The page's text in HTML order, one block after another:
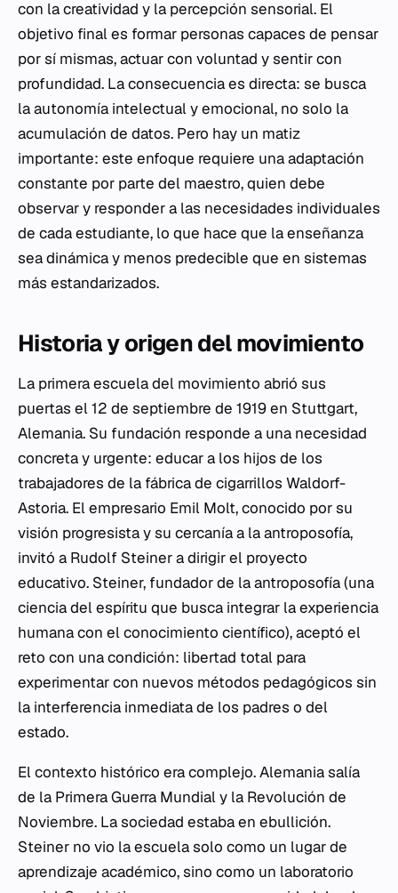
con la creatividad y la percepción sensorial. El
objetivo final es formar personas capaces de pensar
por sí mismas, actuar con voluntad y sentir con
profundidad. La consecuencia es directa: se busca
la autonomía intelectual y emocional, no solo la
acumulación de datos. Pero hay un matiz
importante: este enfoque requiere una adaptación
constante por parte del maestro, quien debe
observar y responder a las necesidades individuales
de cada estudiante, lo que hace que la enseñanza
sea dinámica y menos predecible que en sistemas
más estandarizados.
Historia y origen del movimiento
La primera escuela del movimiento abrió sus
puertas el 12 de septiembre de 1919 en Stuttgart,
Alemania. Su fundación responde a una necesidad
concreta y urgente: educar a los hijos de los
trabajadores de la fábrica de cigarrillos Waldorf-
Astoria. El empresario Emil Molt, conocido por su
visión progresista y su cercanía a la antroposofía,
invitó a Rudolf Steiner a dirigir el proyecto
educativo. Steiner, fundador de la antroposofía (una
ciencia del espíritu que busca integrar la experiencia
humana con el conocimiento científico), aceptó el
reto con una condición: libertad total para
experimentar con nuevos métodos pedagógicos sin
la interferencia inmediata de los padres o del
estado.
El contexto histórico era complejo. Alemania salía
de la Primera Guerra Mundial y la Revolución de
Noviembre. La sociedad estaba en ebullición.
Steiner no vio la escuela solo como un lugar de
aprendizaje académico, sino como un laboratorio